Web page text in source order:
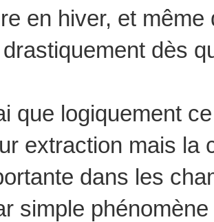
en hiver, et
dès
que logiquement
extraction mais la
dans les
simple